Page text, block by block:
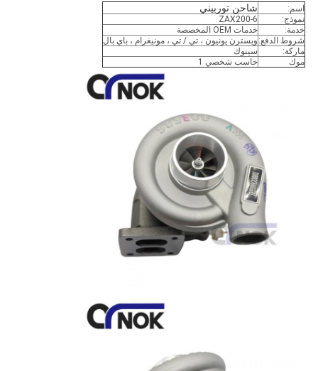
اسم: شاحن توربيني
نموذج:
ZAX200-6
خدمة:
خدمات OEM المخصصة
شروط الدفع: ويسترن يونيون ، تي / تي ، مونيغرام ، باي بال
ماركة:
سينوك
موك
حاسب شخصي 1